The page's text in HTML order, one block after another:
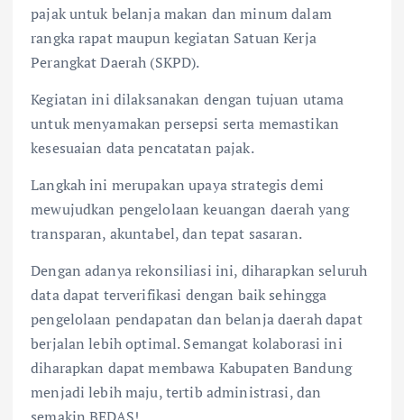
pajak untuk belanja makan dan minum dalam
rangka rapat maupun kegiatan Satuan Kerja
Perangkat Daerah (SKPD).
Kegiatan ini dilaksanakan dengan tujuan utama
untuk menyamakan persepsi serta memastikan
kesesuaian data pencatatan pajak.
Langkah ini merupakan upaya strategis demi
mewujudkan pengelolaan keuangan daerah yang
transparan, akuntabel, dan tepat sasaran.
Dengan adanya rekonsiliasi ini, diharapkan seluruh
data dapat terverifikasi dengan baik sehingga
pengelolaan pendapatan dan belanja daerah dapat
berjalan lebih optimal. Semangat kolaborasi ini
diharapkan dapat membawa Kabupaten Bandung
menjadi lebih maju, tertib administrasi, dan